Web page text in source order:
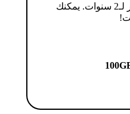
تتجدّد مقابل E£⁦639⁩/الشهر لـ2 سنوات. يمكنك